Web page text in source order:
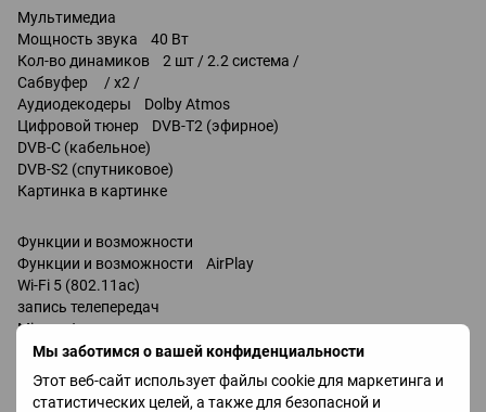
Мы заботимся о вашей конфиденциальности
Этот веб-сайт использует файлы cookie для маркетинга и
статистических целей, а также для безопасной и
Мультимедиа
Мощность звука 40 Вт
Кол-во динамиков 2 шт / 2.2 система /
Сабвуфер / x2 /
Аудиодекодеры Dolby Atmos
Цифровой тюнер DVB-T2 (эфирное)
DVB-C (кабельное)
DVB-S2 (спутниковое)
Картинка в картинке
Функции и возможности
Функции и возможности AirPlay
Wi-Fi 5 (802.11ac)
запись телепередач
Miracast
Bluetooth v 5.2
поддержка DLNA